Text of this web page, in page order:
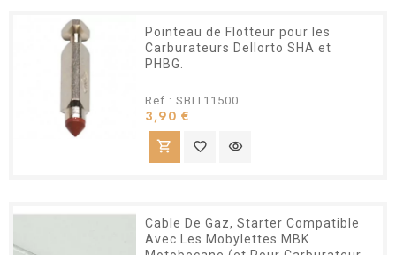
Pointeau de Flotteur pour les
Carburateurs Dellorto SHA et
PHBG.
Ref : SBIT11500
3,90 €
shopping_cart favorite_border visibility
Cable De Gaz, Starter Compatible
Avec Les Mobylettes MBK